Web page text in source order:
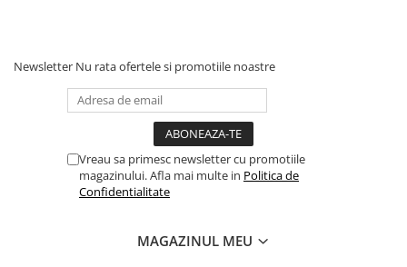
Newsletter Nu rata ofertele si promotiile noastre
Vreau sa primesc newsletter cu promotiile
magazinului. Afla mai multe in Politica de
Confidentialitate
MAGAZINUL MEU